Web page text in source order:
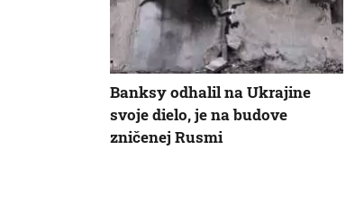
Banksy odhalil na Ukrajine
svoje dielo, je na budove
zničenej Rusmi